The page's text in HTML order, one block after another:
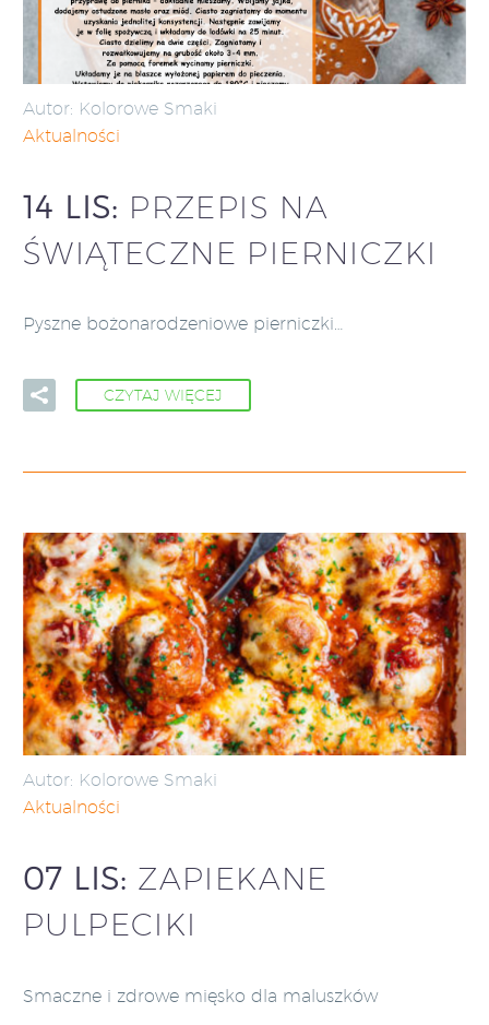
Autor: Kolorowe Smaki
Aktualności
14 LIS: PRZEPIS NA
ŚWIĄTECZNE PIERNICZKI
Pyszne bożonarodzeniowe pierniczki…
CZYTAJ WIĘCEJ
Autor: Kolorowe Smaki
Aktualności
07 LIS: ZAPIEKANE
PULPECIKI
Smaczne i zdrowe mięsko dla maluszków